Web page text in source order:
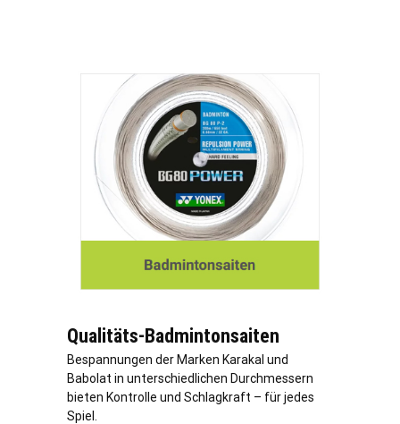
Qualitäts-Badmintonsaiten
Bespannungen der Marken Karakal und
Babolat in unterschiedlichen Durchmessern
bieten Kontrolle und Schlagkraft – für jedes
Spiel.